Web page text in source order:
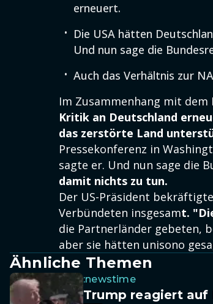
erneuert.
Die USA hätten
Und nun sage die
Auch das Verhältnis zur
Im Zusammenhang mit
Kritik an Deutschland
das zerstörte Land
Pressekonferenz in
sagte er. Und nun sage die
damit nichts zu tun.
Der US-Präsident
Verbündeten insgesamt. "
die Partnerländer gebeten,
aber sie hätten unisono
Ähnliche Themen
:newstime
Trump reagiert